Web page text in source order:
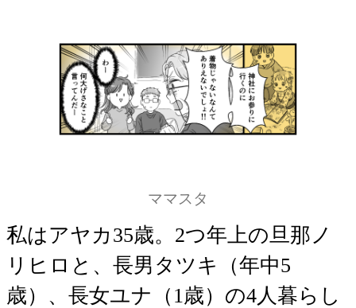
ママスタ
私はアヤカ35歳。2つ年上の旦那ノ
リヒロと、長男タツキ（年中5
歳）、長女ユナ（1歳）の4人暮らし